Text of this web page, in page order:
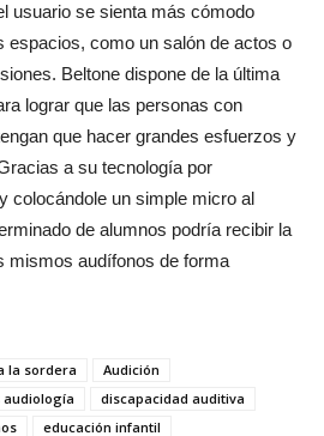
usuario se sienta más cómodo
espacios, como un salón de actos o
Beltone dispone de la última
lograr que las personas con
que hacer grandes esfuerzos y
a su tecnología por
colocándole un simple micro al
de alumnos podría recibir la
mismos audífonos de forma
la sordera
Audición
audiología
discapacidad auditiva
educación infantil